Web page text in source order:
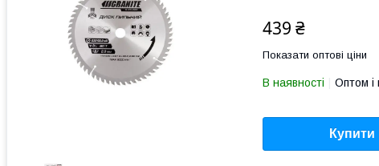
439 ₴
Показати оптові ціни
В наявності Оптом і
Купити